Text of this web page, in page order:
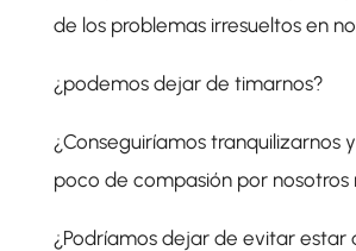
de los problemas irresueltos en
¿podemos dejar de timarnos?
¿Conseguiríamos tranquilizarnos
poco de compasión por nosotros
¿Podríamos dejar de evitar estar